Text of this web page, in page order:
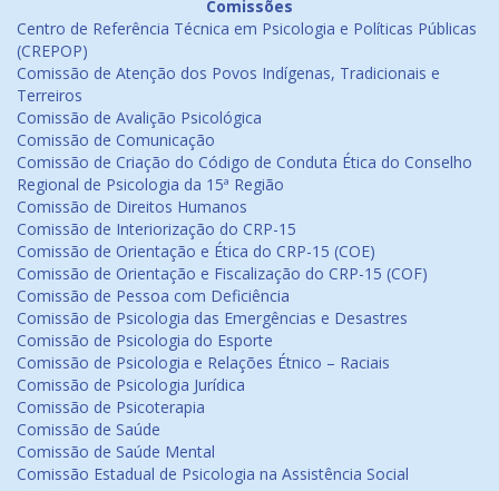
Comissões
Centro de Referência Técnica em Psicologia e Políticas Públicas
(CREPOP)
Comissão de Atenção dos Povos Indígenas, Tradicionais e
Terreiros
Comissão de Avalição Psicológica
Comissão de Comunicação
Comissão de Criação do Código de Conduta Ética do Conselho
Regional de Psicologia da 15ª Região
Comissão de Direitos Humanos
Comissão de Interiorização do CRP-15
Comissão de Orientação e Ética do CRP-15 (COE)
Comissão de Orientação e Fiscalização do CRP-15 (COF)
Comissão de Pessoa com Deficiência
Comissão de Psicologia das Emergências e Desastres
Comissão de Psicologia do Esporte
Comissão de Psicologia e Relações Étnico – Raciais
Comissão de Psicologia Jurídica
Comissão de Psicoterapia
Comissão de Saúde
Comissão de Saúde Mental
Comissão Estadual de Psicologia na Assistência Social